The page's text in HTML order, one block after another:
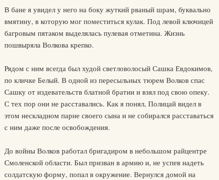
В бане я увидел у него на боку жуткий рваный шрам, буквально
вмятину, в которую мог поместиться кулак. Под левой ключицей
багровым пятаком выделялась пулевая отметина. Жизнь
пошвыряла Волкова крепко.
Рядом с ним всегда был худой светловолосый Сашка Евдокимов,
по кличке Белый. В одной из пересыльных тюрем Волков спас
Сашку от издевательств блатной братии и взял под свою опеку.
С тех пор они не расставались. Как я понял, Полицай видел в
этом нескладном парне своего сына и не собирался расставаться
с ним даже после освобождения.
До войны Волков работал бригадиром в небольшом райцентре
Смоленской области. Был призван в армию и, не успев надеть
солдатскую форму, попал в окружение. Вернулся домой на